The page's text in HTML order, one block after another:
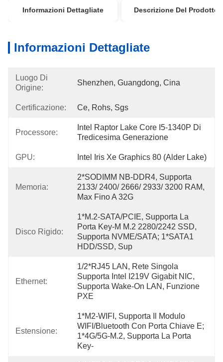
Informazioni Dettagliate Descrizione Del Prodotto
Informazioni Dettagliate
Luogo Di
Origine:
Shenzhen, Guangdong, Cina
Certificazione: Ce, Rohs, Sgs
Processore:
Intel Raptor Lake Core I5-1340P Di
Tredicesima Generazione
GPU: Intel Iris Xe Graphics 80 (Alder Lake)
Memoria:
2*SODIMM NB-DDR4, Supporta
2133/ 2400/ 2666/ 2933/ 3200 RAM,
Max Fino A 32G
Disco Rigido:
1*M.2-SATA/PCIE, Supporta La
Porta Key-M M.2 2280/2242 SSD,
Supporta NVME/SATA; 1*SATA1
HDD/SSD, Sup
Ethernet:
1/2*RJ45 LAN, Rete Singola
Supporta Intel I219V Gigabit NIC,
Supporta Wake-On LAN, Funzione
PXE
Estensione:
1*M2-WIFI, Supporta Il Modulo
WIFI/Bluetooth Con Porta Chiave E;
1*4G/5G-M.2, Supporta La Porta
Key-